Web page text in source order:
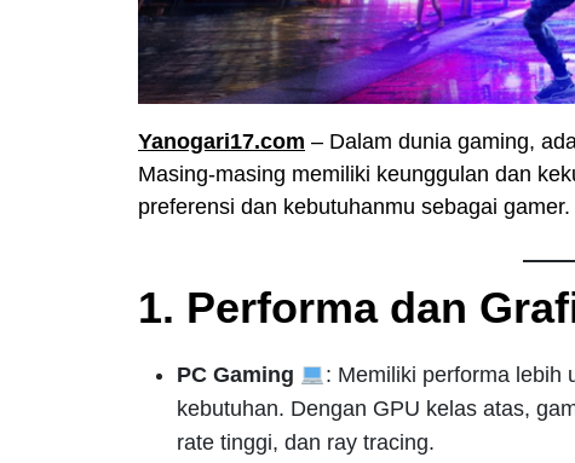
Yanogari17.com – Dalam dunia gaming,
Masing-masing memiliki keunggulan dan
preferensi dan kebutuhanmu sebagai
1. Performa dan
PC Gaming
: Memiliki performa lebih
kebutuhan. Dengan GPU kelas atas,
rate tinggi, dan ray tracing.